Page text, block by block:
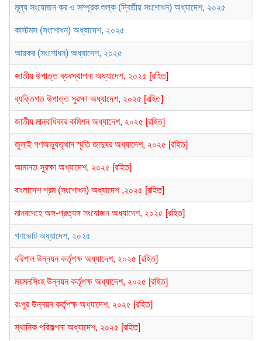
মূল্য সংযোজন কর ও সম্পূরক শুল্ক (দ্বিতীয় সংশোধন) অধ্যাদেশ, ২০২৫
কাস্টমস (সংশোধন) অধ্যাদেশ, ২০২৫
আয়কর (সংশোধন) অধ্যাদেশ, ২০২৫
জাতীয় উপাত্ত ব্যবস্থাপনা অধ্যাদেশ, ২০২৫ [রহিত]
ব্যক্তিগত উপাত্ত সুরক্ষা অধ্যাদেশ, ২০২৫ [রহিত]
জাতীয় মানবাধিকার কমিশন অধ্যাদেশ, ২০২৫ [রহিত]
জুলাই গণঅভ্যুত্থান স্মৃতি জাদুঘর অধ্যাদেশ, ২০২৫ [রহিত]
আমানত সুরক্ষা অধ্যাদেশ, ২০২৫ [রহিত]
বাংলাদেশ শ্রম (সংশোধন) অধ্যাদেশ ,২০২৫ [রহিত]
মানবদেহে অঙ্গ-প্রত্যঙ্গ সংযোজন অধ্যাদেশ, ২০২৫ [রহিত]
গণভোট অধ্যাদেশ, ২০২৫
বরিশাল উন্নয়ন কর্তৃপক্ষ অধ্যাদেশ, ২০২৫ [রহিত]
ময়মনসিংহ উন্নয়ন কর্তৃপক্ষ অধ্যাদেশ, ২০২৫ [রহিত]
রংপুর উন্নয়ন কর্তৃপক্ষ অধ্যাদেশ, ২০২৫ [রহিত]
স্থানিক পরিকল্পনা অধ্যাদেশ, ২০২৫ [রহিত]